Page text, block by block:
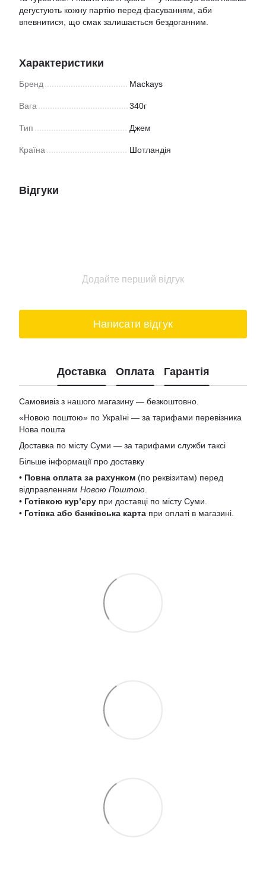
дегустують кожну партію перед фасуванням, аби
впевнитися, що смак залишається бездоганним.
Характеристики
Бренд Mackays
Вага 340г
Тип Джем
Країна Шотландія
Відгуки
Додайте перший відгук
Написати відгук
Доставка Оплата Гарантія
Самовивіз з нашого магазину — безкоштовно.
«Новою поштою» по Україні — за тарифами перевізника
Нова пошта
Доставка по місту Суми — за тарифами служби таксі
Більше інформації про доставку
• Повна оплата за рахунком (по реквізитам) перед
відправленням Новою Поштою
• Готівкою кур’єру при доставці по місту Суми.
• Готівка або банківська карта при оплаті в магазині.